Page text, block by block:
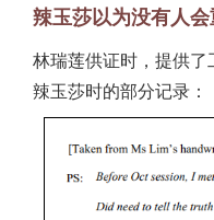
辣玉莎以为没有人
林瑞莲供证时，提供
辣玉莎时的部分记录：